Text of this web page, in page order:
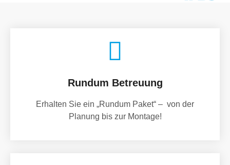
Rundum Betreuung
Erhalten Sie ein „Rundum Paket“ – von der
Planung bis zur Montage!